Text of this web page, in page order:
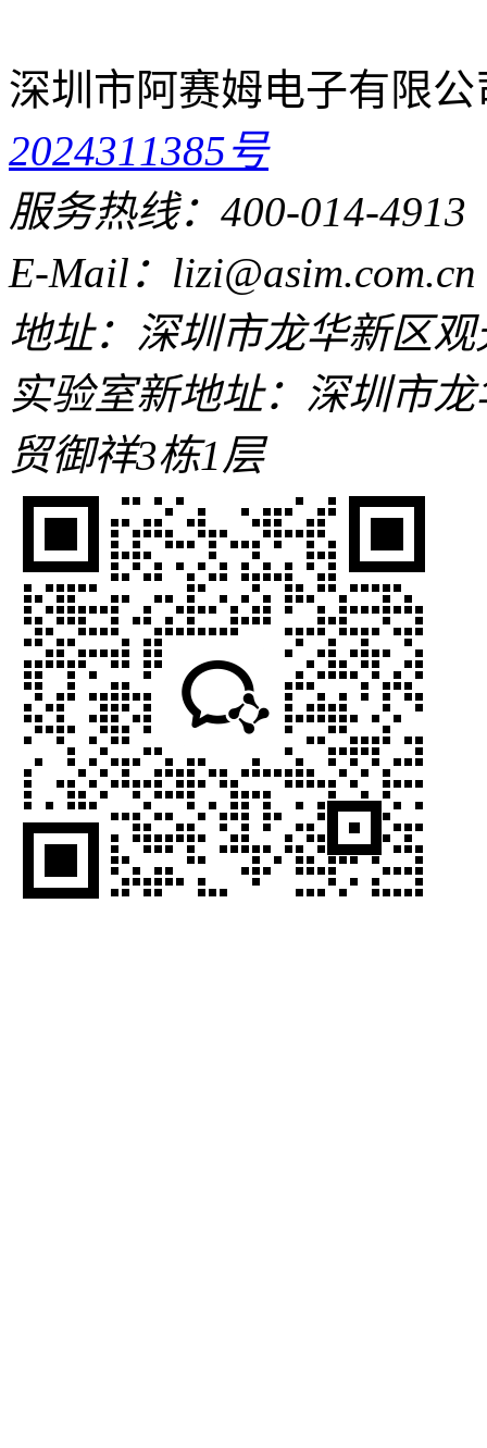
深圳市阿赛姆电子有限
2024311385号
服务热线：400-014-4913
E-Mail：lizi@asim.com.cn
地址：深圳市龙华新区
实验室新地址：深圳市
贸御祥3栋1层